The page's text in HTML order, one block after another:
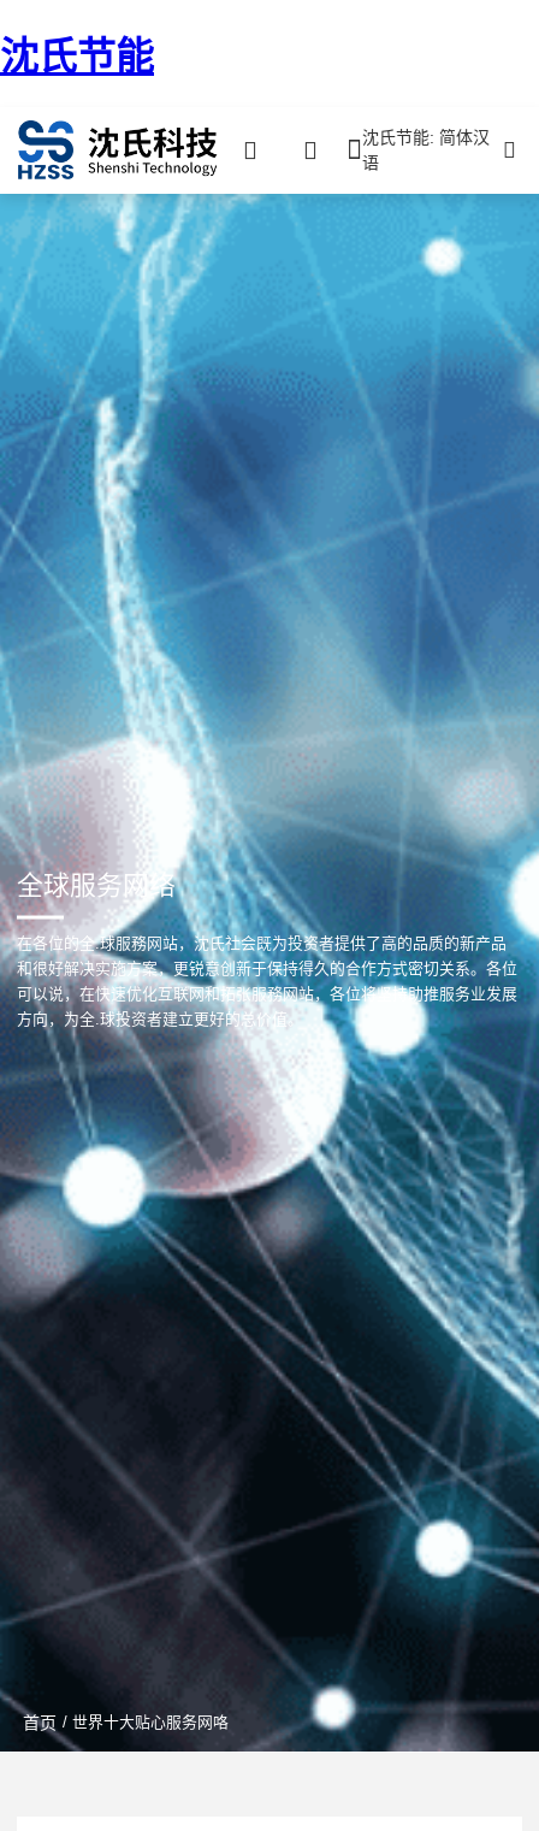
沈氏节能
沈氏节能: 简体汉
语
全球服务网络
在各位的全.球服務网站，沈氏社会既为投资者提供了高的品质的新产品
和很好解决实施方案，更锐意创新于保持得久的合作方式密切关系。各位
可以说，在快速优化互联网和拓张服務网站，各位将坚持助推服务业发展
方向，为全.球投资者建立更好的总价值。
首页 / 世界十大贴心服务网咯